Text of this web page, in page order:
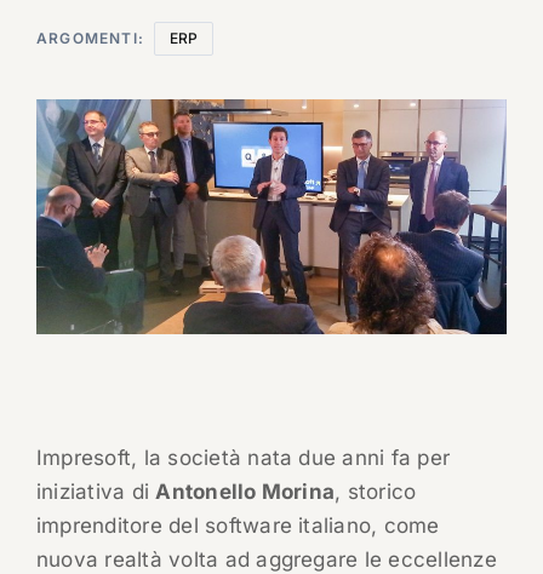
ARGOMENTI: ERP
Impresoft, la società nata due anni fa per
iniziativa diAntonello Morina, storico
imprenditore del software italiano, come
nuova realtà volta ad aggregare le eccellenze